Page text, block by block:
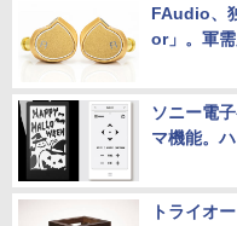
FAudio、
or」。軍
ソニー電
マ機能。
トライオ